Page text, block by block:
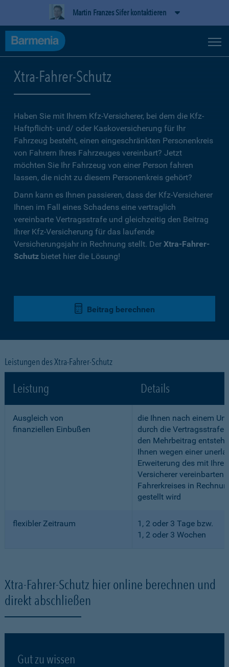
Martin Franzes Sifer kontaktieren
Xtra-Fahrer-Schutz
Haben Sie mit Ihrem Kfz-Versicherer, bei dem die Kfz-
Haftpflicht- und/ oder Kaskoversicherung für Ihr
Fahrzeug besteht, einen eingeschränkten Personenkreis
von Fahrern Ihres Fahrzeuges vereinbart? Jetzt
möchten Sie Ihr Fahrzeug von einer Person fahren
lassen, die nicht zu diesem Personenkreis gehört?
Dann kann es Ihnen passieren, dass der Kfz-Versicherer
Ihnen im Fall eines Schadens eine vertraglich
vereinbarte Vertragsstrafe und gleichzeitig den Beitrag
Ihrer Kfz-Versicherung für das laufende
Versicherungsjahr in Rechnung stellt. Der Xtra-Fahrer-
Schutz bietet hier die Lösung!
Beitrag berechnen
Leistungen des Xtra-Fahrer-Schutz
Leistung Details
Ausgleich von
finanziellen Einbußen
die Ihnen nach einem
durch die Vertragsstrafe
den Mehrbeitrag
Ihnen wegen einer
Erweiterung des mit
Versicherer vereinbarten
Fahrerkreises in
gestellt wird
flexibler Zeitraum
1, 2 oder 3 Tage bzw.
1, 2 oder 3 Wochen
Xtra-Fahrer-Schutz hier online berechnen und
direkt abschließen
Gut zu wissen